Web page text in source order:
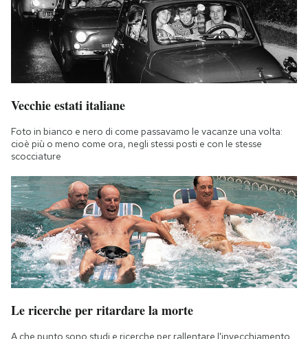
Vecchie estati italiane
Foto in bianco e nero di come passavamo le vacanze una volta:
cioè più o meno come ora, negli stessi posti e con le stesse
scocciature
Le ricerche per ritardare la morte
A che punto sono studi e ricerche per rallentare l'invecchiamento